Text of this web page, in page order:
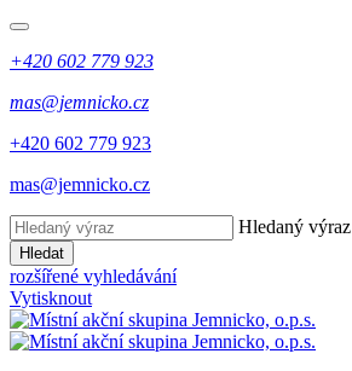
+420 602 779 923
mas@jemnicko.cz
+420 602 779 923
mas@jemnicko.cz
Hledaný výraz
Hledat
rozšířené vyhledávání
Vytisknout